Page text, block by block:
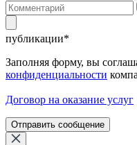
публикации*
Заполняя форму, вы
конфиденциальности
Договор на оказание услуг
Отправить сообщение